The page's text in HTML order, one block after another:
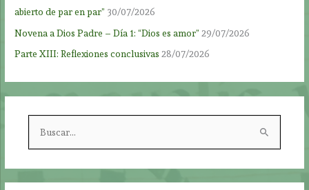
abierto de par en par” 30/07/2026
Novena a Dios Padre – Día 1: “Dios es amor” 29/07/2026
Parte XIII: Reflexiones conclusivas 28/07/2026
c